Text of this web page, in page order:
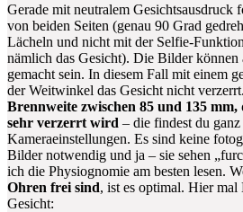
Gerade mit neutralem Gesichtsausdruck
von beiden Seiten (genau 90 Grad
Lächeln und nicht mit der Selfie-
nämlich das Gesicht). Die Bilder können
gemacht sein. In diesem Fall mit einem
der Weitwinkel das Gesicht nicht
Brennweite zwischen 85 und 135 mm,
sehr verzerrt wird – die findest du
Kameraeinstellungen. Es sind keine
Bilder notwendig und ja – sie sehen
ich die Physiognomie am besten lesen.
Ohren frei sind, ist es optimal. Hier
Gesicht: